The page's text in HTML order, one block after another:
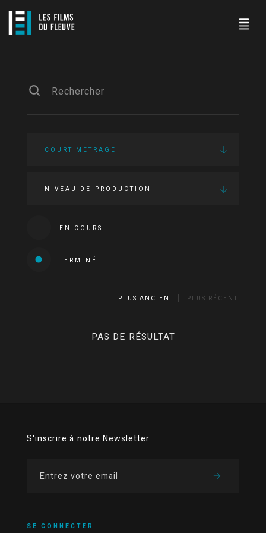
COURT MÉTRAGE
NIVEAU DE PRODUCTION
EN COURS
TERMINÉ
PLUS ANCIEN PLUS RÉCENT
PAS DE RÉSULTAT
S'inscrire à notre Newsletter.
SE CONNECTER